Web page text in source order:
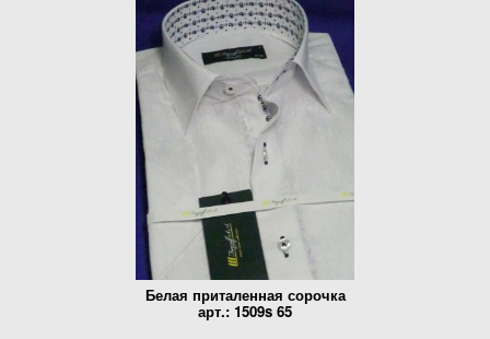
Белая приталенная сорочка
арт.: 1509s 65